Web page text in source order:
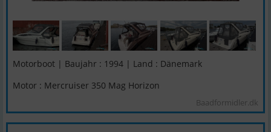
Motorboot | Baujahr : 1994 | Land : Dänemark
Motor : Mercruiser 350 Mag Horizon
Baadformidler.dk